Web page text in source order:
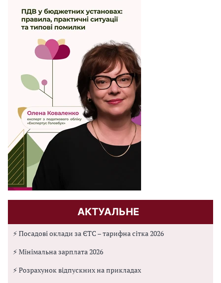
АКТУАЛЬНЕ
⚡ Посадові оклади за ЄТС – тарифна сітка 2026
⚡ Мінімальна зарплата 2026
⚡ Розрахунок відпускних на прикладах